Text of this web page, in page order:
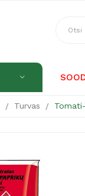
Turvas